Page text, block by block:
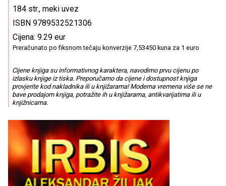
184 str., meki uvez
ISBN 9789532521306
Cijena: 9.29 eur
Preračunato po fiksnom tečaju konverzije 7,53450 kuna za 1 euro
Cijene knjiga su informativnog karaktera, navodimo prvu cijenu po
izlasku knjige iz tiska. Preporučamo da cijene i dostupnost knjiga
provjerite kod nakladnika ili u knjižarama! Moderna vremena više se ne
bave prodajom knjiga, potražite ih u knjižarama, antikvarijatima ili u
knjižnicama.